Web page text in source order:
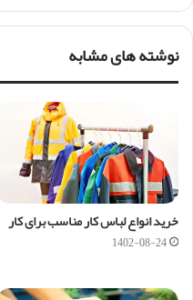
نوشته های مشابه
خرید انواع لباس کار مناسب برای کار
1402-08-24